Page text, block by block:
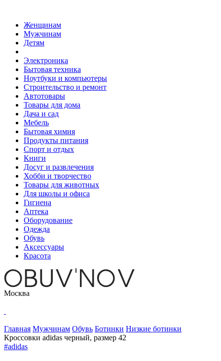
Женщинам
Мужчинам
Детям
Электроника
Бытовая техника
Ноутбуки и компьютеры
Строительство и ремонт
Автотовары
Товары для дома
Дача и сад
Мебель
Бытовая химия
Продукты питания
Спорт и отдых
Книги
Досуг и развлечения
Хобби и творчество
Товары для животных
Для школы и офиса
Гигиена
Аптека
Оборудование
Одежда
Обувь
Аксессуары
Красота
Москва
Главная Мужчинам Обувь Ботинки Низкие ботинки
Кроссовки adidas черный, размер 42
#adidas